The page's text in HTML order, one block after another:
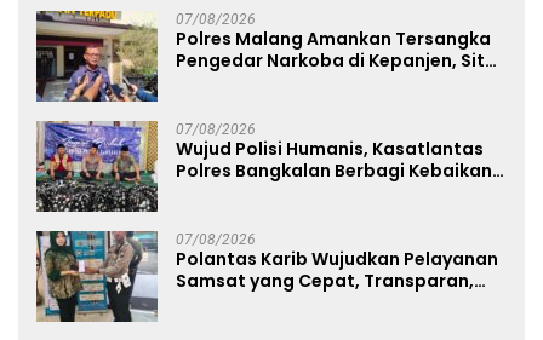
07/08/2026
Polres Malang Amankan Tersangka
Pengedar Narkoba di Kepanjen, Sita
07/08/2026
Wujud Polisi Humanis, Kasatlantas
Polres Bangkalan Berbagi Kebaikan
07/08/2026
Polantas Karib Wujudkan Pelayanan
Samsat yang Cepat, Transparan,